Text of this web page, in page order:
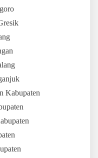
Kabupaten